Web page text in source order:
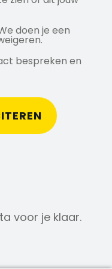
innovatief en
uitdaging
techniek
00, stuur jouw
of stuur een
90.
doen je een
bespreken en
voor je klaar.